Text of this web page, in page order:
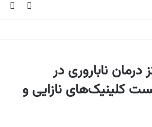
skin
درمان ناباروری در
کلینیک‌های نازایی و